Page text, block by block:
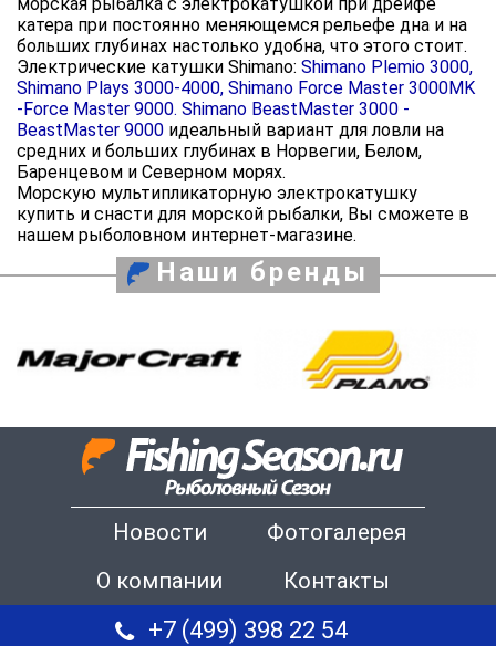
катера при постоянно меняющемся рельефе дна и на
больших глубинах настолько удобна, что этого стоит.
Электрические катушки Shimano: Shimano Plemio 3000,
Shimano Plays 3000-4000, Shimano Force Master 3000MK
-Force Master 9000. Shimano BeastMaster 3000 -
BeastMaster 9000 идеальный вариант для ловли на
средних и больших глубинах в Норвегии, Белом,
Баренцевом и Северном морях.
Морскую мультипликаторную электрокатушку
купить и снасти для морской рыбалки, Вы сможете в
нашем рыболовном интернет-магазине.
Наши бренды
Новости
Фотогалерея
О компании
Контакты
+7 (499) 398 22 54